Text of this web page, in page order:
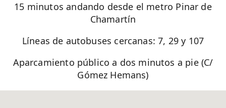
15 minutos andando desde el metro Pinar de
Chamartín
Líneas de autobuses cercanas: 7, 29 y 107
Aparcamiento público a dos minutos a pie (C/
Gómez Hemans)